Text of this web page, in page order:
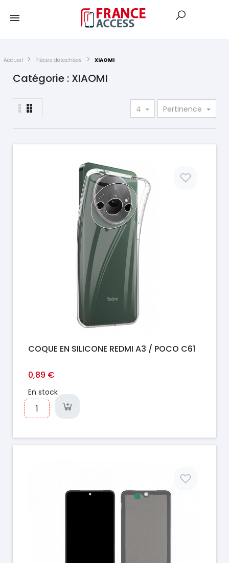
Accueil Pièces détachées XIAOMI
Catégorie : XIAOMI
4 Pertinence
COQUE EN SILICONE REDMI A3 / POCO C61
0,89 €
En stock